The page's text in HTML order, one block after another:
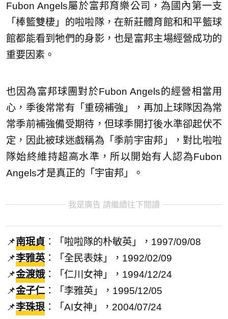
Fubon Angels屬於富邦育樂公司，為國內第一支
「棒籃雙棲」的啦啦隊，在新莊體育館和和平籃球
館都能看到牠們的身影，也是富邦主場經營成功的
重要因素。
也因為富邦球團對於Fubon Angels的經營相當用
心，季後常常有「重磅補強」，再加上球隊因為常
常季前補強備受期待，但球季開打後水準卻起伏不
定，因此被球迷戲稱為「季前宇宙邦」，對比啦啦
隊始終維持超高水準，所以開始有人認為Fubon
Angels才是真正的「宇宙邦」。
我是廣告 請繼續往下閱讀
📌南珉貞 ：「啦啦隊的朴敏英」，1997/09/08
📌李雅英：「全民表妹」，1992/02/09
📌金渡娥：「仁川女神」，1994/12/24
📌金子仁：「李雅英」，1995/12/05
📌李珠珢 ：「AI女神」，2004/07/24